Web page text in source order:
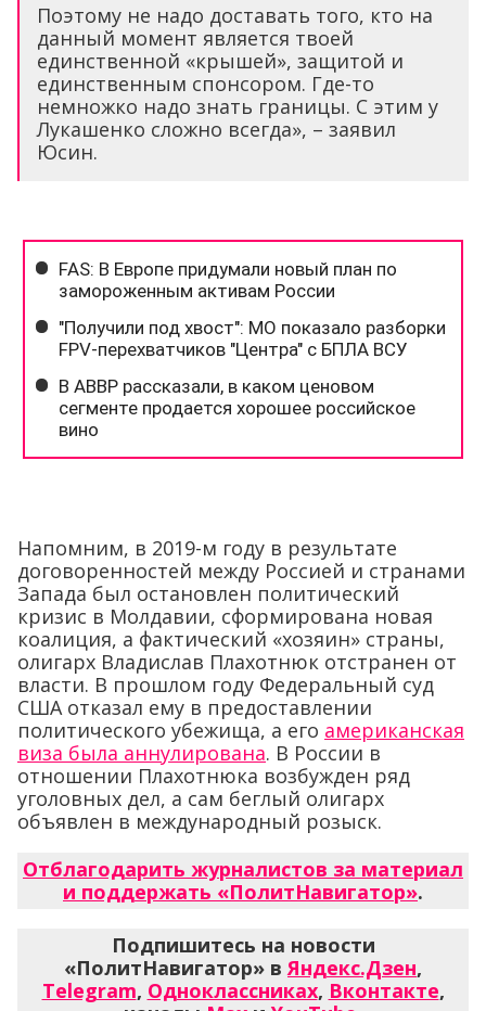
Поэтому не надо доставать того, кто на
данный момент является твоей
единственной «крышей», защитой и
единственным спонсором. Где-то
немножко надо знать границы. С этим у
Лукашенко сложно всегда», – заявил
Юсин.
Напомним, в 2019-м году в результате
договоренностей между Россией и странами
Запада был остановлен политический
кризис в Молдавии, сформирована новая
коалиция, а фактический «хозяин» страны,
олигарх Владислав Плахотнюк отстранен от
власти. В прошлом году Федеральный суд
США отказал ему в предоставлении
политического убежища, а его американская
виза была аннулирована. В России в
отношении Плахотнюка возбужден ряд
уголовных дел, а сам беглый олигарх
объявлен в международный розыск.
Отблагодарить журналистов за материал
и поддержать «ПолитНавигатор».
Подпишитесь на новости
«ПолитНавигатор» вЯндекс.Дзен,
Telegram, Одноклассниках, Вконтакте,